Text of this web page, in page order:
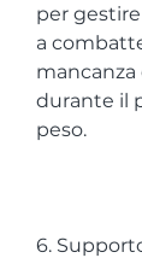
per
a
durante il
peso.
6.